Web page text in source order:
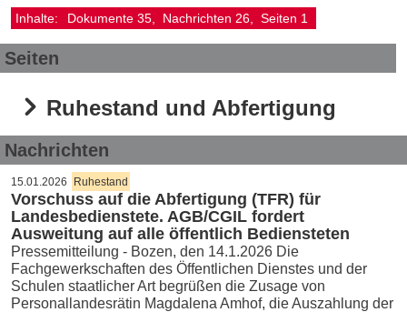
Inhalte: Dokumente 35 Nachrichten 26 Seiten 1
Seiten
Ruhestand und Abfertigung
Nachrichten
15.01.2026 Ruhestand
Vorschuss auf die Abfertigung (TFR) für
Landesbedienstete. AGB/CGIL fordert
Ausweitung auf alle öffentlich Bediensteten
Pressemitteilung - Bozen, den 14.1.2026 Die
Fachgewerkschaften des Öffentlichen Dienstes und der
Schulen staatlicher Art begrüßen die Zusage von
Personallandesrätin Magdalena Amhof, die Auszahlung der